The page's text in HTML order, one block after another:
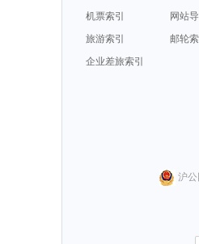
机票索引
网站
旅游索引
邮轮
企业差旅索引
沪